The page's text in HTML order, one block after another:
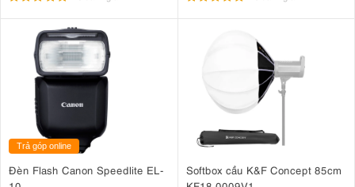
Trả góp online
Đèn Flash Canon Speedlite EL-
Softbox cầu K&F Concept 85cm